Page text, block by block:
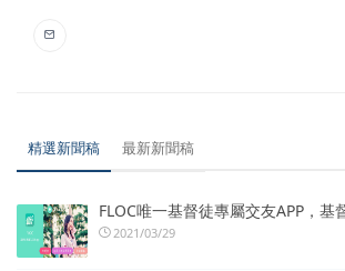
精選新聞稿 最新新聞稿
FLOC唯一基督徒專屬交友APP，基
2021/03/29